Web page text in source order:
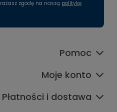
zgodę na naszą politykę
Pomoc
Moje konto
Płatności i dostawa